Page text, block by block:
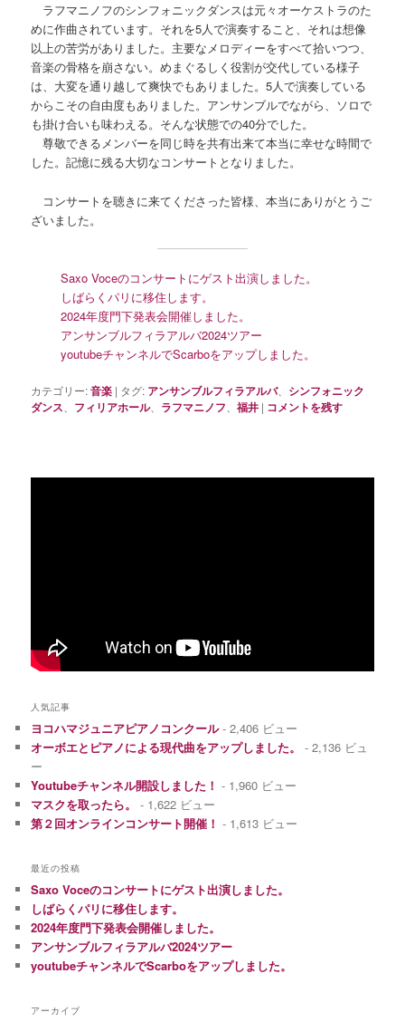
ラフマニノフのシンフォニックダンスは元々オーケストラのた
めに作曲されています。それを5人で演奏すること、それは想像
以上の苦労がありました。主要なメロディーをすべて拾いつつ、
音楽の骨格を崩さない。めまぐるしく役割が交代している様子
は、大変を通り越して爽快でもありました。5人で演奏している
からこその自由度もありました。アンサンブルでながら、ソロで
も掛け合いも味わえる。そんな状態での40分でした。
尊敬できるメンバーを同じ時を共有出来て本当に幸せな時間で
した。記憶に残る大切なコンサートとなりました。
コンサートを聴きに来てくださった皆様、本当にありがとうご
ざいました。
Saxo Voceのコンサートにゲスト出演しました。
しばらくパリに移住します。
2024年度門下発表会開催しました。
アンサンブルフィラアルバ2024ツアー
youtubeチャンネルでScarboをアップしました。
カテゴリー:音楽 | タグ: アンサンブルフィラアルバ、 シンフォニック
ダンス
フィリアホール、 ラフマニノフ 、福井 | コメントを残す
人気記事
ヨコハマジュニアピアノコンクール- 2,406 ビュー
オーボエとピアノによる現代曲をアップしました。
- 2,136 ビュ
ー
Youtubeチャンネル開設しました！ - 1,960 ビュー
マスクを取ったら。
- 1,622 ビュー
第２回オンラインコンサート開催！ - 1,613 ビュー
最近の投稿
Saxo Voceのコンサートにゲスト出演しました。
しばらくパリに移住します。
2024年度門下発表会開催しました。
アンサンブルフィラアルバ2024ツアー
youtubeチャンネルでScarboをアップしました。
アーカイブ